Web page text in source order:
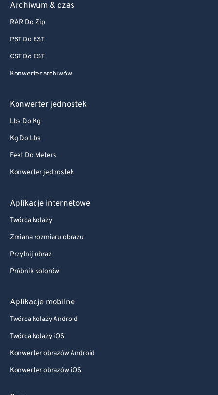
Archiwum & czas
RAR Do Zip
PST Do EST
CST Do EST
Konwerter archiwów
Konwerter jednostek
Lbs Do Kg
Kg Do Lbs
Feet Do Meters
Konwerter jednostek
Aplikacje internetowe
Twórca kolaży
Zmiana rozmiaru obrazu
Przytnij obraz
Próbnik kolorów
Aplikacje mobilne
Twórca kolaży Android
Twórca kolaży iOS
Konwerter obrazów Android
Konwerter obrazów iOS